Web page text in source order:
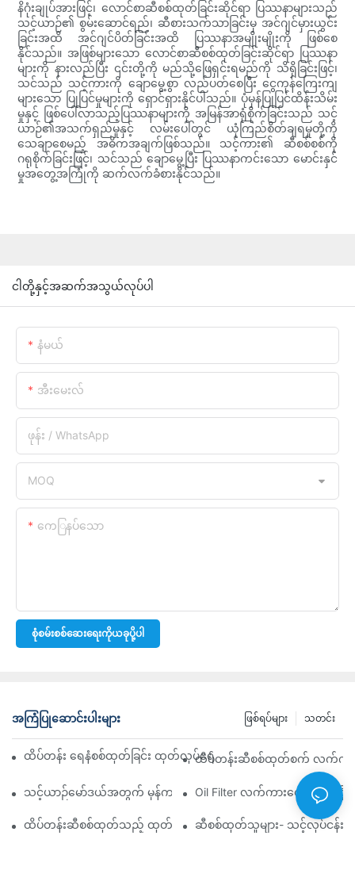
နိဂုံးချုပ်အားဖြင့်၊ လောင်စာဆီစစ်ထုတ်ခြင်းဆိုင်ရာ ပြဿနာများသည်
သင့်ယာဉ်၏ စွမ်းဆောင်ရည်၊ ဆီစားသက်သာခြင်းမှ အင်ဂျင်မှားယွင်း
ခြင်းအထိ အင်ဂျင်ပိတ်ခြင်းအထိ ပြဿနာအမျိုးမျိုးကို ဖြစ်စေ
နိုင်သည်။ အဖြစ်များသော လောင်စာဆီစစ်ထုတ်ခြင်းဆိုင်ရာ ပြဿနာ
များကို နားလည်ပြီး ၎င်းတို့ကို မည်သို့ဖြေရှင်းရမည်ကို သိရှိခြင်းဖြင့်၊
သင်သည် သင့်ကားကို ချောမွေ့စွာ လည်ပတ်စေပြီး ငွေကုန်ကြေးကျ
များသော ပြုပြင်မှုများကို ရှောင်ရှားနိုင်ပါသည်။ ပုံမှန်ပြုပြင်ထိန်းသိမ်း
မှုနှင့် ဖြစ်ပေါ်လာသည့်ပြဿနာများကို အမြန်အာရုံစိုက်ခြင်းသည် သင့်
ယာဉ်၏အသက်ရှည်မှုနှင့် လမ်းပေါ်တွင် ယုံကြည်စိတ်ချရမှုတို့ကို
သေချာစေမည့် အဓိကအချက်ဖြစ်သည်။ သင့်ကား၏ ဆီစစ်စစ်ကို
ဂရုစိုက်ခြင်းဖြင့်၊ သင်သည် ချောမွေ့ပြီး ပြဿနာကင်းသော မောင်းနှင်
မှုအတွေ့အကြုံကို ဆက်လက်ခံစားနိုင်သည်။
ငါတို့နှင့်အဆက်အသွယ်လုပ်ပါ
နံမယ်
အီးမေးလ်
ဖုန်း / WhatsApp
MOQ
ကေြနပ်သော
စုံစမ်းစစ်ဆေးရေးကိုယခုပို့ပါ
အကြံပြုဆောင်းပါးများ သတင်း
ဖြစ်ရပ်များ
ထိပ်တန်း ရေနံစစ်ထုတ်ခြင်း ထုတ်လုပ်ရေးကုမ္ပဏီများ- ပြည့်စုံသော ခ
ထိပ်တန်းဆီစစ်ထုတ်စက် လက်ကား
သင့်ယာဉ်မော်ဒယ်အတွက် မှန်ကန်သော ဆီစစ်ထုတ်စက်ကို ရွေးချယ်ခြင်း-
Oil Filter လက်ကားစျေးကွက်ကို
ထိပ်တန်းဆီစစ်ထုတ်သည့် ထုတ်လုပ်သူများနှင့် ၎င်းတို့၏ ဆန်းသစ်တီထွင်မှု
ဆီစစ်ထုတ်သူများ- သင့်လုပ်ငန်း